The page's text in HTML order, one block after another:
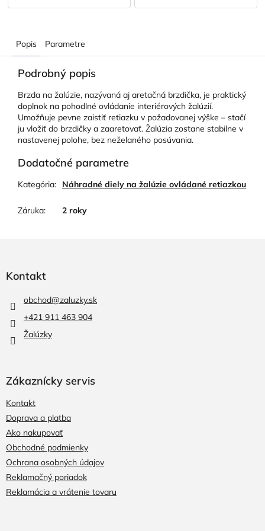
Popis Parametre
Podrobný popis
Brzda na žalúzie, nazývaná aj aretačná brzdička, je praktický
doplnok na pohodlné ovládanie interiérových žalúzií.
Umožňuje pevne zaistiť retiazku v požadovanej výške – stačí
ju vložiť do brzdičky a zaaretovať. Žalúzia zostane stabilne v
nastavenej polohe, bez neželaného posúvania.
Dodatočné parametre
Kategória: Náhradné diely na žalúzie ovládané retiazkou
Záruka: 2 roky
Kontakt
obchod@zaluzky.sk
+421 911 463 904
Žalúzky
Zákaznícky servis
Kontakt
Doprava a platba
Ako nakupovať
Obchodné podmienky
Ochrana osobných údajov
Reklamačný poriadok
Reklamácia a vrátenie tovaru